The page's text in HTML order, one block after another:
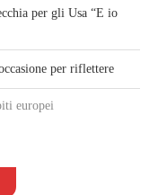
per gli Usa “E io
per riflettere
europei